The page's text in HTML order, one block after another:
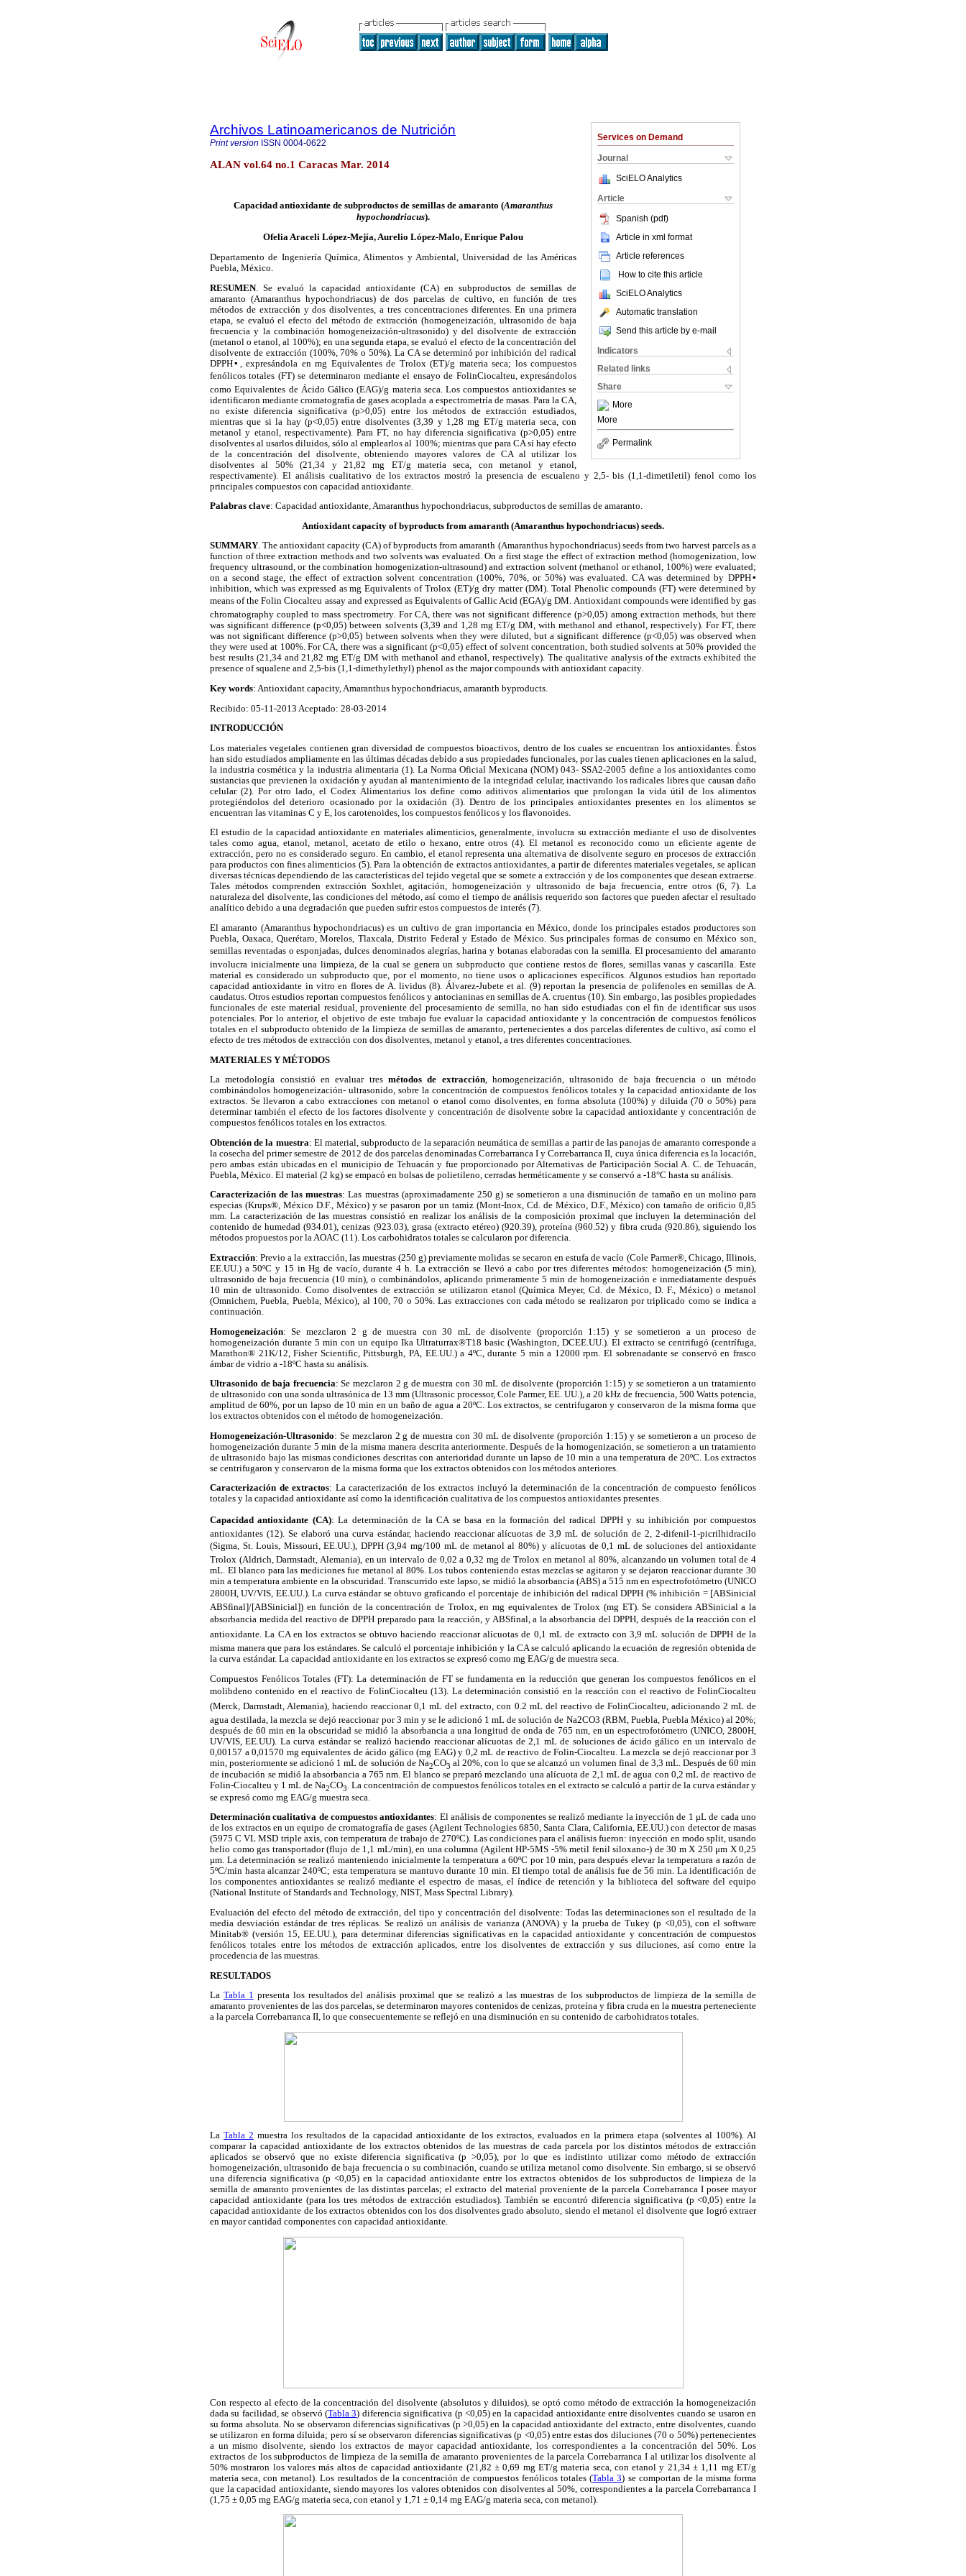
Services on Demand
Journal
SciELO Analytics
Article
Spanish (pdf)
Article in xml format
Article references
How to cite this article
SciELO Analytics
Automatic translation
Send this article by e-mail
Indicators
Related links
Share
More
More
Permalink
Archivos Latinoamericanos de Nutrición
Print version ISSN 0004-0622
ALAN vol.64 no.1 Caracas Mar. 2014
Capacidad antioxidante de subproductos de semillas de amaranto (Amaranthus
hypochondriacus).
Ofelia Araceli López-Mejía, Aurelio López-Malo, Enrique Palou
Departamento de Ingeniería Química, Alimentos y Ambiental, Universidad de las Américas
Puebla, México.
RESUMEN. Se evaluó la capacidad antioxidante (CA) en subproductos de semillas de
amaranto (Amaranthus hypochondriacus) de dos parcelas de cultivo, en función de tres
métodos de extracción y dos disolventes, a tres concentraciones diferentes. En una primera
etapa, se evaluó el efecto del método de extracción (homogeneización, ultrasonido de baja
frecuencia y la combinación homogeneización-ultrasonido) y del disolvente de extracción
(metanol o etanol, al 100%); en una segunda etapa, se evaluó el efecto de la concentración del
disolvente de extracción (100%, 70% o 50%). La CA se determinó por inhibición del radical
DPPH▪, expresándola en mg Equivalentes de Trolox (ET)/g materia seca; los compuestos
fenólicos totales (FT) se determinaron mediante el ensayo de FolinCiocalteu, expresándolos
como Equivalentes de Ácido Gálico (EAG)/g materia seca. Los compuestos antioxidantes se
identificaron mediante cromatografía de gases acoplada a espectrometría de masas. Para la CA,
no existe diferencia significativa (p>0,05) entre los métodos de extracción estudiados,
mientras que si la hay (p<0,05) entre disolventes (3,39 y 1,28 mg ET/g materia seca, con
metanol y etanol, respectivamente). Para FT, no hay diferencia significativa (p>0,05) entre
disolventes al usarlos diluidos, sólo al emplearlos al 100%; mientras que para CA sí hay efecto
de la concentración del disolvente, obteniendo mayores valores de CA al utilizar los
disolventes al 50% (21,34 y 21,82 mg ET/g materia seca, con metanol y etanol,
respectivamente). El análisis cualitativo de los extractos mostró la presencia de escualeno y 2,5- bis (1,1-dimetiletil) fenol como los
principales compuestos con capacidad antioxidante.
Palabras clave: Capacidad antioxidante, Amaranthus hypochondriacus, subproductos de semillas de amaranto.
Antioxidant capacity of byproducts from amaranth (Amaranthus hypochondriacus) seeds.
SUMMARY. The antioxidant capacity (CA) of byproducts from amaranth (Amaranthus hypochondriacus) seeds from two harvest parcels as a
function of three extraction methods and two solvents was evaluated. On a first stage the effect of extraction method (homogenization, low
frequency ultrasound, or the combination homogenization-ultrasound) and extraction solvent (methanol or ethanol, 100%) were evaluated;
on a second stage, the effect of extraction solvent concentration (100%, 70%, or 50%) was evaluated. CA was determined by DPPH▪
inhibition, which was expressed as mg Equivalents of Trolox (ET)/g dry matter (DM). Total Phenolic compounds (FT) were determined by
means of the Folin Ciocalteu assay and expressed as Equivalents of Gallic Acid (EGA)/g DM. Antioxidant compounds were identified by gas
chromatography coupled to mass spectrometry. For CA, there was not significant difference (p>0,05) among extraction methods, but there
was significant difference (p<0,05) between solvents (3,39 and 1,28 mg ET/g DM, with methanol and ethanol, respectively). For FT, there
was not significant difference (p>0,05) between solvents when they were diluted, but a significant difference (p<0,05) was observed when
they were used at 100%. For CA, there was a significant (p<0,05) effect of solvent concentration, both studied solvents at 50% provided the
best results (21,34 and 21,82 mg ET/g DM with methanol and ethanol, respectively). The qualitative analysis of the extracts exhibited the
presence of squalene and 2,5-bis (1,1-dimethylethyl) phenol as the major compounds with antioxidant capacity.
Key words: Antioxidant capacity, Amaranthus hypochondriacus, amaranth byproducts.
Recibido: 05-11-2013 Aceptado: 28-03-2014
INTRODUCCIÓN
Los materiales vegetales contienen gran diversidad de compuestos bioactivos, dentro de los cuales se encuentran los antioxidantes. Éstos
han sido estudiados ampliamente en las últimas décadas debido a sus propiedades funcionales, por las cuales tienen aplicaciones en la salud,
la industria cosmética y la industria alimentaria (1). La Norma Oficial Mexicana (NOM) 043- SSA2-2005 define a los antioxidantes como
sustancias que previenen la oxidación y ayudan al mantenimiento de la integridad celular, inactivando los radicales libres que causan daño
celular (2). Por otro lado, el Codex Alimentarius los define como aditivos alimentarios que prolongan la vida útil de los alimentos
protegiéndolos del deterioro ocasionado por la oxidación (3). Dentro de los principales antioxidantes presentes en los alimentos se
encuentran las vitaminas C y E, los carotenoides, los compuestos fenólicos y los flavonoides.
El estudio de la capacidad antioxidante en materiales alimenticios, generalmente, involucra su extracción mediante el uso de disolventes
tales como agua, etanol, metanol, acetato de etilo o hexano, entre otros (4). El metanol es reconocido como un eficiente agente de
extracción, pero no es considerado seguro. En cambio, el etanol representa una alternativa de disolvente seguro en procesos de extracción
para productos con fines alimenticios (5). Para la obtención de extractos antioxidantes, a partir de diferentes materiales vegetales, se aplican
diversas técnicas dependiendo de las características del tejido vegetal que se somete a extracción y de los componentes que desean extraerse.
Tales métodos comprenden extracción Soxhlet, agitación, homogeneización y ultrasonido de baja frecuencia, entre otros (6, 7). La
naturaleza del disolvente, las condiciones del método, así como el tiempo de análisis requerido son factores que pueden afectar el resultado
analítico debido a una degradación que pueden sufrir estos compuestos de interés (7).
El amaranto (Amaranthus hypochondriacus) es un cultivo de gran importancia en México, donde los principales estados productores son
Puebla, Oaxaca, Querétaro, Morelos, Tlaxcala, Distrito Federal y Estado de México. Sus principales formas de consumo en México son,
semillas reventadas o esponjadas, dulces denominados alegrías, harina y botanas elaboradas con la semilla. El procesamiento del amaranto
involucra inicialmente una limpieza, de la cual se genera un subproducto que contiene restos de flores, semillas vanas y cascarilla. Este
material es considerado un subproducto que, por el momento, no tiene usos o aplicaciones específicos. Algunos estudios han reportado
capacidad antioxidante in vitro en flores de A. lividus (8). Álvarez-Jubete et al. (9) reportan la presencia de polifenoles en semillas de A.
caudatus. Otros estudios reportan compuestos fenólicos y antocianinas en semillas de A. cruentus (10). Sin embargo, las posibles propiedades
funcionales de este material residual, proveniente del procesamiento de semilla, no han sido estudiadas con el fin de identificar sus usos
potenciales. Por lo anterior, el objetivo de este trabajo fue evaluar la capacidad antioxidante y la concentración de compuestos fenólicos
totales en el subproducto obtenido de la limpieza de semillas de amaranto, pertenecientes a dos parcelas diferentes de cultivo, así como el
efecto de tres métodos de extracción con dos disolventes, metanol y etanol, a tres diferentes concentraciones.
MATERIALES Y MÉTODOS
La metodología consistió en evaluar tres métodos de extracción, homogeneización, ultrasonido de baja frecuencia o un método
combinándolos homogeneización- ultrasonido, sobre la concentración de compuestos fenólicos totales y la capacidad antioxidante de los
extractos. Se llevaron a cabo extracciones con metanol o etanol como disolventes, en forma absoluta (100%) y diluida (70 o 50%) para
determinar también el efecto de los factores disolvente y concentración de disolvente sobre la capacidad antioxidante y concentración de
compuestos fenólicos totales en los extractos.
Obtención de la muestra: El material, subproducto de la separación neumática de semillas a partir de las panojas de amaranto corresponde a
la cosecha del primer semestre de 2012 de dos parcelas denominadas Correbarranca I y Correbarranca II, cuya única diferencia es la locación,
pero ambas están ubicadas en el municipio de Tehuacán y fue proporcionado por Alternativas de Participación Social A. C. de Tehuacán,
Puebla, México. El material (2 kg) se empacó en bolsas de polietileno, cerradas herméticamente y se conservó a -18°C hasta su análisis.
Caracterización de las muestras: Las muestras (aproximadamente 250 g) se sometieron a una disminución de tamaño en un molino para
especias (Krups®, México D.F., México) y se pasaron por un tamiz (Mont-Inox, Cd. de México, D.F., México) con tamaño de orificio 0,85
mm. La caracterización de las muestras consistió en realizar los análisis de la composición proximal que incluyen la determinación del
contenido de humedad (934.01), cenizas (923.03), grasa (extracto etéreo) (920.39), proteína (960.52) y fibra cruda (920.86), siguiendo los
métodos propuestos por la AOAC (11). Los carbohidratos totales se calcularon por diferencia.
Extracción: Previo a la extracción, las muestras (250 g) previamente molidas se secaron en estufa de vacío (Cole Parmer®, Chicago, Illinois,
EE.UU.) a 50ºC y 15 in Hg de vacío, durante 4 h. La extracción se llevó a cabo por tres diferentes métodos: homogeneización (5 min),
ultrasonido de baja frecuencia (10 min), o combinándolos, aplicando primeramente 5 min de homogeneización e inmediatamente después
10 min de ultrasonido. Como disolventes de extracción se utilizaron etanol (Química Meyer, Cd. de México, D. F., México) o metanol
(Omnichem, Puebla, Puebla, México), al 100, 70 o 50%. Las extracciones con cada método se realizaron por triplicado como se indica a
continuación.
Homogeneización: Se mezclaron 2 g de muestra con 30 mL de disolvente (proporción 1:15) y se sometieron a un proceso de
homogeneización durante 5 min con un equipo Ika Ultraturrax®T18 basic (Washington, DCEE.UU.). El extracto se centrifugó (centrífuga,
Marathon® 21K/12, Fisher Scientific, Pittsburgh, PA, EE.UU.) a 4ºC, durante 5 min a 12000 rpm. El sobrenadante se conservó en frasco
ámbar de vidrio a -18ºC hasta su análisis.
Ultrasonido de baja frecuencia: Se mezclaron 2 g de muestra con 30 mL de disolvente (proporción 1:15) y se sometieron a un tratamiento
de ultrasonido con una sonda ultrasónica de 13 mm (Ultrasonic processor, Cole Parmer, EE. UU.), a 20 kHz de frecuencia, 500 Watts potencia,
amplitud de 60%, por un lapso de 10 min en un baño de agua a 20ºC. Los extractos, se centrifugaron y conservaron de la misma forma que
los extractos obtenidos con el método de homogeneización.
Homogeneización-Ultrasonido: Se mezclaron 2 g de muestra con 30 mL de disolvente (proporción 1:15) y se sometieron a un proceso de
homogeneización durante 5 min de la misma manera descrita anteriormente. Después de la homogenización, se sometieron a un tratamiento
de ultrasonido bajo las mismas condiciones descritas con anterioridad durante un lapso de 10 min a una temperatura de 20ºC. Los extractos
se centrifugaron y conservaron de la misma forma que los extractos obtenidos con los métodos anteriores.
Caracterización de extractos: La caracterización de los extractos incluyó la determinación de la concentración de compuesto fenólicos
totales y la capacidad antioxidante así como la identificación cualitativa de los compuestos antioxidantes presentes.
Capacidad antioxidante (CA): La determinación de la CA se basa en la formación del radical DPPH y su inhibición por compuestos
antioxidantes (12). Se elaboró una curva estándar, haciendo reaccionar alícuotas de 3,9 mL de solución de 2, 2-difenil-1-picrilhidracilo
(Sigma, St. Louis, Missouri, EE.UU.), DPPH (3,94 mg/100 mL de metanol al 80%) y alícuotas de 0,1 mL de soluciones del antioxidante
Trolox (Aldrich, Darmstadt, Alemania), en un intervalo de 0,02 a 0,32 mg de Trolox en metanol al 80%, alcanzando un volumen total de 4
mL. El blanco para las mediciones fue metanol al 80%. Los tubos conteniendo estas mezclas se agitaron y se dejaron reaccionar durante 30
min a temperatura ambiente en la obscuridad. Transcurrido este lapso, se midió la absorbancia (ABS) a 515 nm en espectrofotómetro (UNICO
2800H, UV/VIS, EE.UU.). La curva estándar se obtuvo graficando el porcentaje de inhibición del radical DPPH (% inhibición = [ABSinicial
ABSfinal]/[ABSinicial]) en función de la concentración de Trolox, en mg equivalentes de Trolox (mg ET). Se considera ABSinicial a la
absorbancia medida del reactivo de DPPH preparado para la reacción, y ABSfinal, a la absorbancia del DPPH, después de la reacción con el
antioxidante. La CA en los extractos se obtuvo haciendo reaccionar alícuotas de 0,1 mL de extracto con 3,9 mL solución de DPPH de la
misma manera que para los estándares. Se calculó el porcentaje inhibición y la CA se calculó aplicando la ecuación de regresión obtenida de
la curva estándar. La capacidad antioxidante en los extractos se expresó como mg EAG/g de muestra seca.
Compuestos Fenólicos Totales (FT): La determinación de FT se fundamenta en la reducción que generan los compuestos fenólicos en el
molibdeno contenido en el reactivo de FolinCiocalteu (13). La determinación consistió en la reacción con el reactivo de FolinCiocalteu
(Merck, Darmstadt, Alemania), haciendo reaccionar 0,1 mL del extracto, con 0.2 mL del reactivo de FolinCiocalteu, adicionando 2 mL de
agua destilada, la mezcla se dejó reaccionar por 3 min y se le adicionó 1 mL de solución de Na2CO3 (RBM, Puebla, Puebla México) al 20%;
después de 60 min en la obscuridad se midió la absorbancia a una longitud de onda de 765 nm, en un espectrofotómetro (UNICO, 2800H,
UV/VIS, EE.UU). La curva estándar se realizó haciendo reaccionar alícuotas de 2,1 mL de soluciones de ácido gálico en un intervalo de
0,00157 a 0,01570 mg equivalentes de ácido gálico (mg EAG) y 0,2 mL de reactivo de Folin-Ciocalteu. La mezcla se dejó reaccionar por 3
min, posteriormente se adicionó 1 mL de solución de Na2CO3 al 20%, con lo que se alcanzó un volumen final de 3,3 mL. Después de 60 min
de incubación se midió la absorbancia a 765 nm. El blanco se preparó mezclando una alícuota de 2,1 mL de agua con 0,2 mL de reactivo de
Folin-Ciocalteu y 1 mL de Na2CO3. La concentración de compuestos fenólicos totales en el extracto se calculó a partir de la curva estándar y
se expresó como mg EAG/g muestra seca.
Determinación cualitativa de compuestos antioxidantes: El análisis de componentes se realizó mediante la inyección de 1 μL de cada uno
de los extractos en un equipo de cromatografía de gases (Agilent Technologies 6850, Santa Clara, California, EE.UU.) con detector de masas
(5975 C VL MSD triple axis, con temperatura de trabajo de 270ºC). Las condiciones para el análisis fueron: inyección en modo split, usando
helio como gas transportador (flujo de 1,1 mL/min), en una columna (Agilent HP-5MS -5% metil fenil siloxano-) de 30 m X 250 μm X 0,25
μm. La determinación se realizó manteniendo inicialmente la temperatura a 60ºC por 10 min, para después elevar la temperatura a razón de
5ºC/min hasta alcanzar 240ºC; esta temperatura se mantuvo durante 10 min. El tiempo total de análisis fue de 56 min. La identificación de
los componentes antioxidantes se realizó mediante el espectro de masas, el índice de retención y la biblioteca del software del equipo
(National Institute of Standards and Technology, NIST, Mass Spectral Library).
Evaluación del efecto del método de extracción, del tipo y concentración del disolvente: Todas las determinaciones son el resultado de la
media desviación estándar de tres réplicas. Se realizó un análisis de varianza (ANOVA) y la prueba de Tukey (p <0,05), con el software
Minitab® (versión 15, EE.UU.), para determinar diferencias significativas en la capacidad antioxidante y concentración de compuestos
fenólicos totales entre los métodos de extracción aplicados, entre los disolventes de extracción y sus diluciones, así como entre la
procedencia de las muestras.
RESULTADOS
La Tabla 1 presenta los resultados del análisis proximal que se realizó a las muestras de los subproductos de limpieza de la semilla de
amaranto provenientes de las dos parcelas, se determinaron mayores contenidos de cenizas, proteína y fibra cruda en la muestra perteneciente
a la parcela Correbarranca II, lo que consecuentemente se reflejó en una disminución en su contenido de carbohidratos totales.
La Tabla 2 muestra los resultados de la capacidad antioxidante de los extractos, evaluados en la primera etapa (solventes al 100%). Al
comparar la capacidad antioxidante de los extractos obtenidos de las muestras de cada parcela por los distintos métodos de extracción
aplicados se observó que no existe diferencia significativa (p >0,05), por lo que es indistinto utilizar como método de extracción
homogeneización, ultrasonido de baja frecuencia o su combinación, cuando se utiliza metanol como disolvente. Sin embargo, si se observó
una diferencia significativa (p <0,05) en la capacidad antioxidante entre los extractos obtenidos de los subproductos de limpieza de la
semilla de amaranto provenientes de las distintas parcelas; el extracto del material proveniente de la parcela Correbarranca I posee mayor
capacidad antioxidante (para los tres métodos de extracción estudiados). También se encontró diferencia significativa (p <0,05) entre la
capacidad antioxidante de los extractos obtenidos con los dos disolventes grado absoluto, siendo el metanol el disolvente que logró extraer
en mayor cantidad componentes con capacidad antioxidante.
Con respecto al efecto de la concentración del disolvente (absolutos y diluidos), se optó como método de extracción la homogeneización
dada su facilidad, se observó (Tabla 3) diferencia significativa (p <0,05) en la capacidad antioxidante entre disolventes cuando se usaron en
su forma absoluta. No se observaron diferencias significativas (p >0,05) en la capacidad antioxidante del extracto, entre disolventes, cuando
se utilizaron en forma diluida; pero sí se observaron diferencias significativas (p <0,05) entre estas dos diluciones (70 o 50%) pertenecientes
a un mismo disolvente, siendo los extractos de mayor capacidad antioxidante, los correspondientes a la concentración del 50%. Los
extractos de los subproductos de limpieza de la semilla de amaranto provenientes de la parcela Correbarranca I al utilizar los disolvente al
50% mostraron los valores más altos de capacidad antioxidante (21,82 ± 0,69 mg ET/g materia seca, con etanol y 21,34 ± 1,11 mg ET/g
materia seca, con metanol). Los resultados de la concentración de compuestos fenólicos totales (Tabla 3) se comportan de la misma forma
que la capacidad antioxidante, siendo mayores los valores obtenidos con disolventes al 50%, correspondientes a la parcela Correbarranca I
(1,75 ± 0,05 mg EAG/g materia seca, con etanol y 1,71 ± 0,14 mg EAG/g materia seca, con metanol).